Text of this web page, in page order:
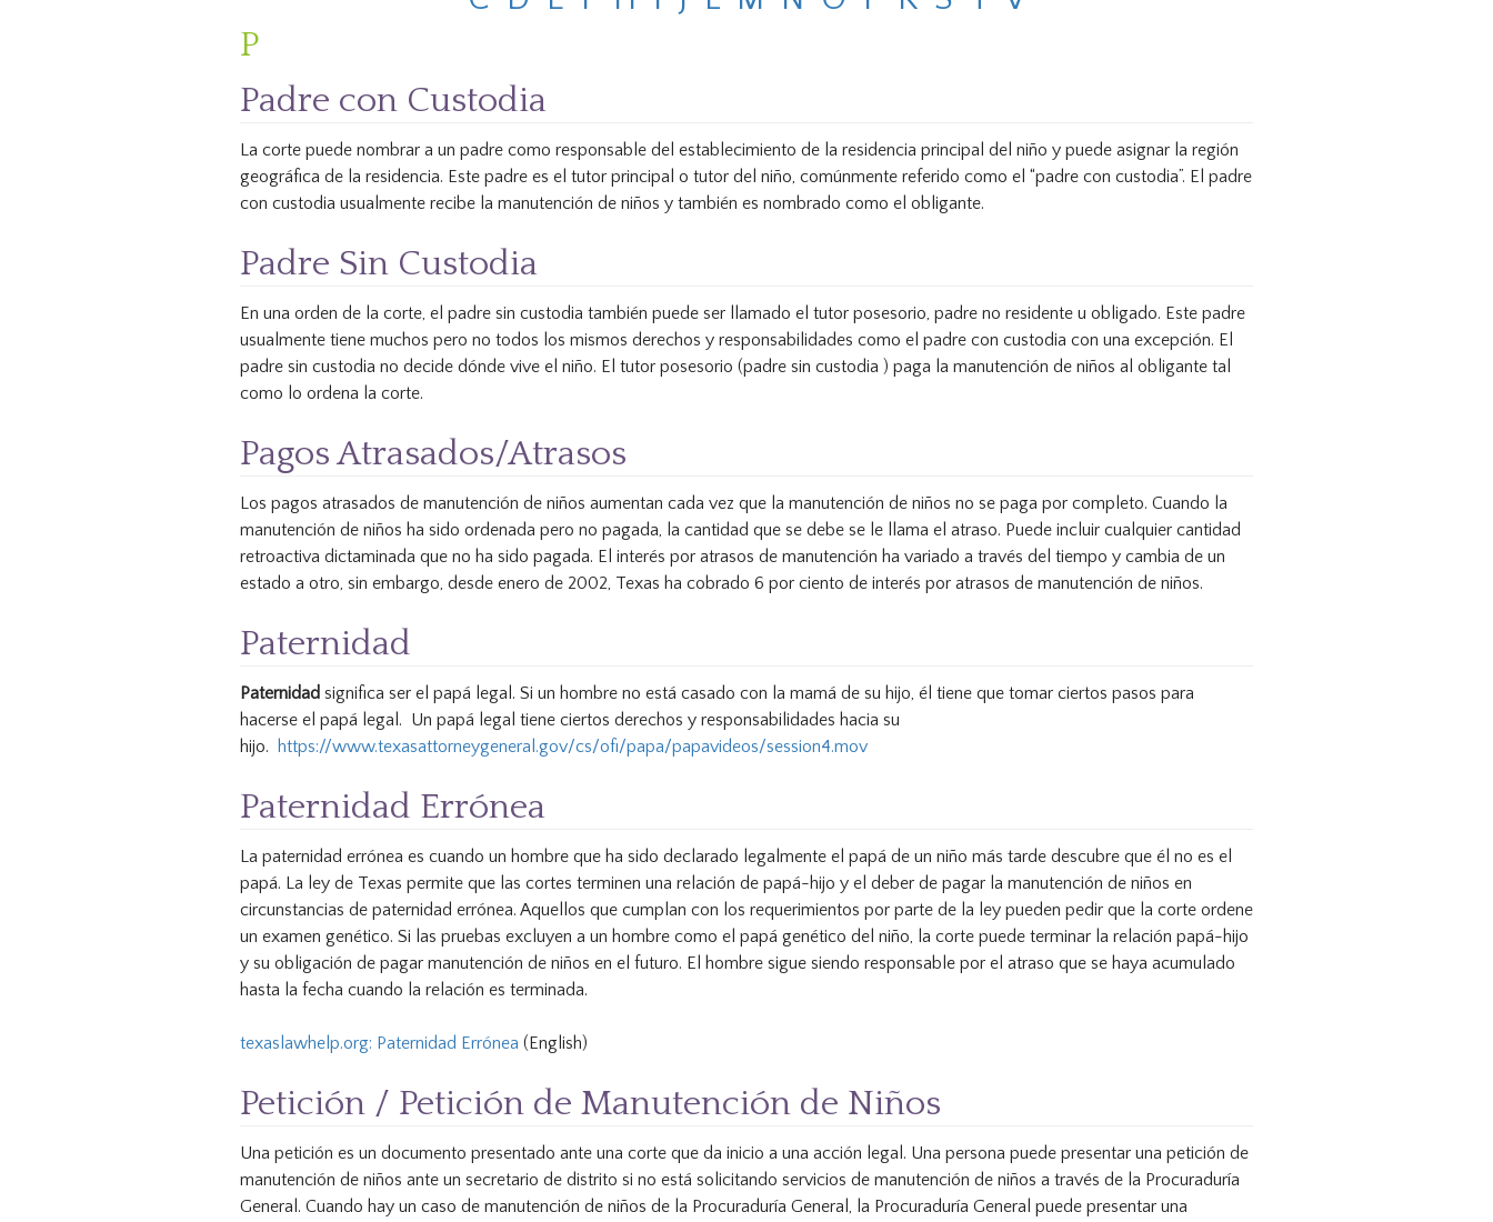
P
Padre con Custodia
La corte puede nombrar a un padre como responsable del establecimiento de la residencia principal del niño y puede asignar la región
geográfica de la residencia. Este padre es el tutor principal o tutor del niño, comúnmente referido como el “padre con custodia”. El padre
con custodia usualmente recibe la manutención de niños y también es nombrado como el obligante.
Padre Sin Custodia
En una orden de la corte, el padre sin custodia también puede ser llamado el tutor posesorio, padre no residente u obligado. Este padre
usualmente tiene muchos pero no todos los mismos derechos y responsabilidades como el padre con custodia con una excepción. El
padre sin custodia no decide dónde vive el niño. El tutor posesorio (padre sin custodia ) paga la manutención de niños al obligante tal
como lo ordena la corte.
Pagos Atrasados/Atrasos
Los pagos atrasados de manutención de niños aumentan cada vez que la manutención de niños no se paga por completo. Cuando la
manutención de niños ha sido ordenada pero no pagada, la cantidad que se debe se le llama el atraso. Puede incluir cualquier cantidad
retroactiva dictaminada que no ha sido pagada. El interés por atrasos de manutención ha variado a través del tiempo y cambia de un
estado a otro, sin embargo, desde enero de 2002, Texas ha cobrado 6 por ciento de interés por atrasos de manutención de niños.
Paternidad
Paternidad significa ser el papá legal. Si un hombre no está casado con la mamá de su hijo, él tiene que tomar ciertos pasos para
hacerse el papá legal. Un papá legal tiene ciertos derechos y responsabilidades hacia su
hijo.
https://www.texasattorneygeneral.gov/cs/ofi/papa/papavideos/session4.mov
Paternidad Errónea
La paternidad errónea es cuando un hombre que ha sido declarado legalmente el papá de un niño más tarde descubre que él no es el
papá. La ley de Texas permite que las cortes terminen una relación de papá-hijo y el deber de pagar la manutención de niños en
circunstancias de paternidad errónea. Aquellos que cumplan con los requerimientos por parte de la ley pueden pedir que la corte ordene
un examen genético. Si las pruebas excluyen a un hombre como el papá genético del niño, la corte puede terminar la relación papá-hijo
y su obligación de pagar manutención de niños en el futuro. El hombre sigue siendo responsable por el atraso que se haya acumulado
hasta la fecha cuando la relación es terminada.
texaslawhelp.org: Paternidad Errónea (English)
Petición / Petición de Manutención de Niños
Una petición es un documento presentado ante una corte que da inicio a una acción legal. Una persona puede presentar una petición de
manutención de niños ante un secretario de distrito si no está solicitando servicios de manutención de niños a través de la Procuraduría
General. Cuando hay un caso de manutención de niños de la Procuraduría General, la Procuraduría General puede presentar una